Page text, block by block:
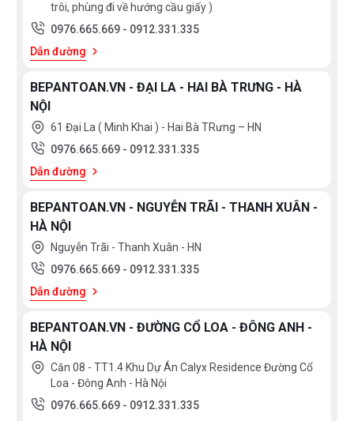
trôi, phùng đi về hướng cầu giấy )
0976.665.669 - 0912.331.335
Dẫn đường
BEPANTOAN.VN - ĐẠI LA - HAI BÀ TRƯNG - HÀ
NỘI
61 Đại La ( Minh Khai ) - Hai Bà TRưng – HN
0976.665.669 - 0912.331.335
Dẫn đường
BEPANTOAN.VN - NGUYỄN TRÃI - THANH XUÂN -
HÀ NỘI
Nguyễn Trãi - Thanh Xuân - HN
0976.665.669 - 0912.331.335
Dẫn đường
BEPANTOAN.VN - ĐƯỜNG CỔ LOA - ĐÔNG ANH -
HÀ NỘI
Căn 08 - TT1.4 Khu Dự Án Calyx Residence Đường Cổ
Loa - Đông Anh - Hà Nội
0976.665.669 - 0912.331.335